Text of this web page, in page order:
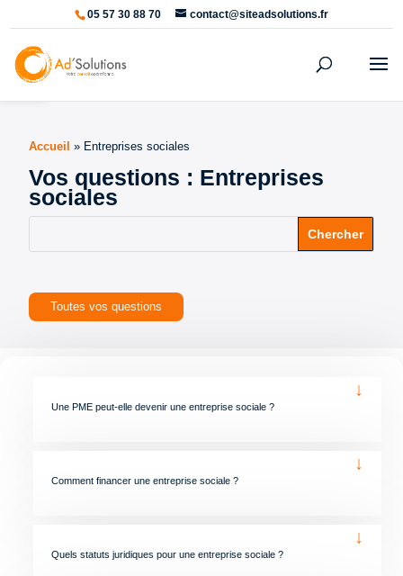
Ouvrir la barre d’outils
05 57 30 88 70 contact@siteadsolutions.fr
Accueil » Entreprises sociales
Vos questions : Entreprises
sociales
Toutes vos questions
Une PME peut-elle devenir une entreprise sociale ?
↓
Comment financer une entreprise sociale ?
↓
Quels statuts juridiques pour une entreprise sociale ?
↓